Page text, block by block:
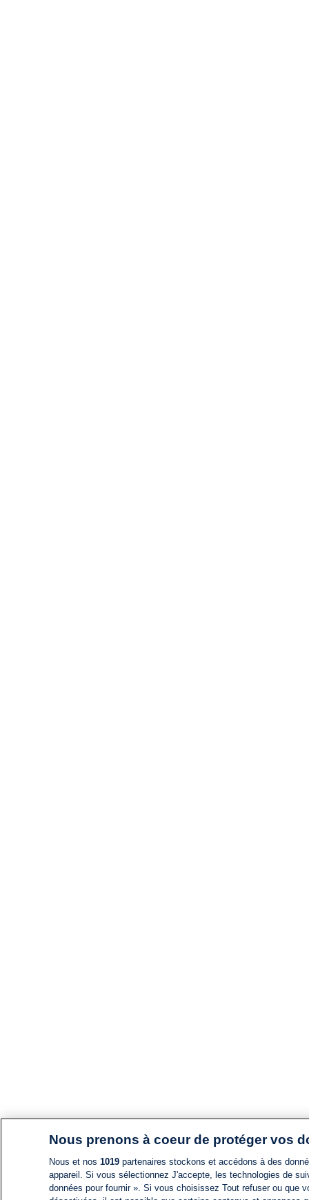
Nous prenons à coeur de protéger vos
Nous et nos 1019partenaires stockons et accédons à des
appareil. Si vous sélectionnez J'accepte, les technologies de
données pour fournir ». Si vous choisissez Tout refuser ou